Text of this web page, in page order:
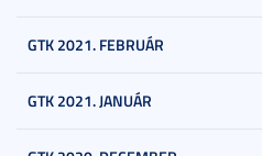
GTK 2021. FEBRUÁR
GTK 2021. JANUÁR